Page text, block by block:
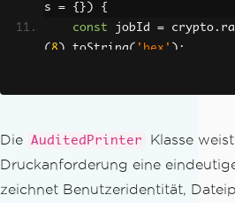
s = {})
{
const jobId = crypto .
( 8 ). toString( 'hex' );
try
{
await printer. print(
Die AuditedPrinter
Klasse
Druckanforderung eine
zeichnet Benutzeridentität,